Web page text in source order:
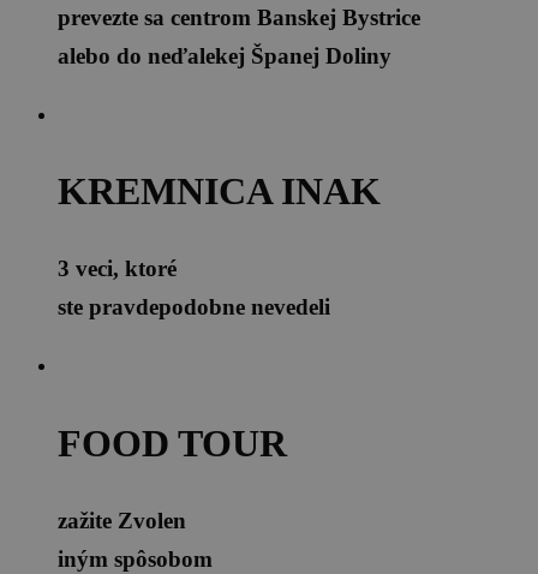
prevezte sa centrom Banskej Bystrice
alebo do neďalekej Španej Doliny
KREMNICA INAK
3 veci, ktoré
ste pravdepodobne nevedeli
FOOD TOUR
zažite Zvolen
iným spôsobom